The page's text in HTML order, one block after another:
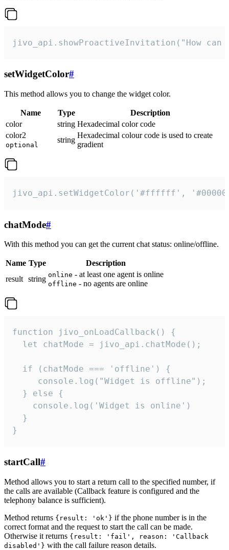
jivo_api.showProactiveInvitation("How
setWidgetColor#
This method allows you to change the widget color.
Name Type
Description
color
string Hexadecimal color code
color2
optional
string
Hexadecimal colour code is used to create
gradient
jivo_api.setWidgetColor('#ffffff',
chatMode#
With this method you can get the current chat status: online/offline.
Name Type
Description
result string online - at least one agent is online
offline - no agents are online
function jivo_onLoadCallback() {
  let chatMode = jivo_api.chatMode();
  if (chatMode === 'offline') {
     console.log("Widget is offline");
  } else {
    console.log('Widget is online')
  }
}
startCall#
Method allows you to start a return call to the specified number, if
the calls are available (Callback feature is configured and the
telephony balance is sufficient).
Method returns {result: 'ok'} if the phone number is in the
correct format and the request to start the call can be made.
Otherwise it returns {result: 'fail', reason: 'Callback
disabled'} with the call failure reason details.